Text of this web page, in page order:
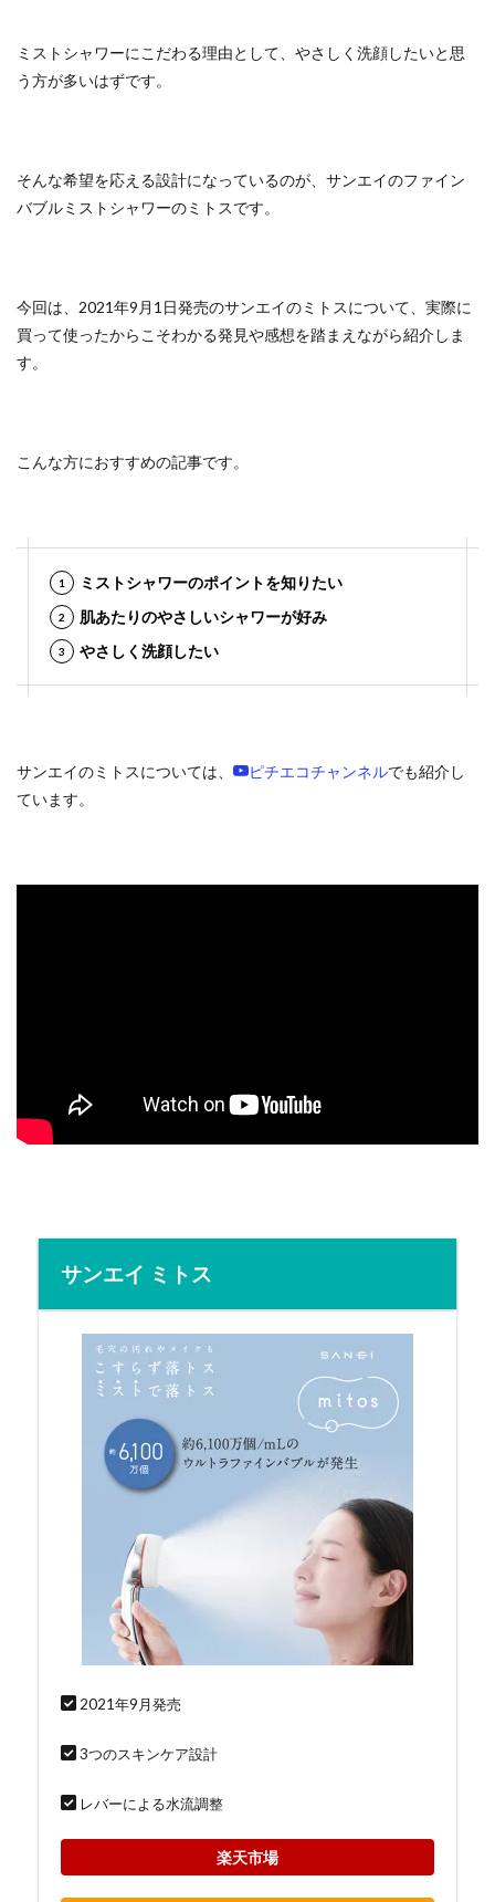
ミストシャワーにこだわる理由として、やさしく洗顔したいと思
う方が多いはずです。
そんな希望を応える設計になっているのが、サンエイのファイン
バブルミストシャワーのミトスです。
今回は、2021年9月1日発売のサンエイのミトスについて、実際に
買って使ったからこそわかる発見や感想を踏まえながら紹介しま
す。
こんな方におすすめの記事です。
ミストシャワーのポイントを知りたい
肌あたりのやさしいシャワーが好み
やさしく洗顔したい
サンエイのミトスについては、 ピチエコチャンネルでも紹介し
ています。
サンエイ ミトス
2021年9月発売
3つのスキンケア設計
レバーによる水流調整
楽天市場